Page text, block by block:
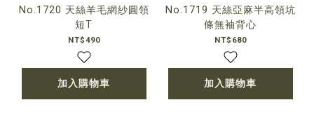
No.1720 天絲羊毛網紗圓領
短T
NT$490
加入購物車
No.1719 天絲亞麻半高領坑
條無袖背心
NT$680
加入購物車